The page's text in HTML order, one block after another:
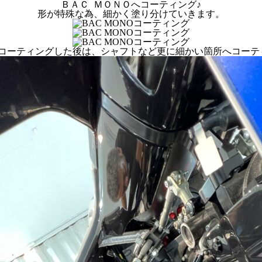
ＢＡＣ ＭＯＮＯへコーティング♪
形が特殊な為、細かく塗り分けていきます。
ーティングした後は、シャフトなど更に細かい箇所へコーテ